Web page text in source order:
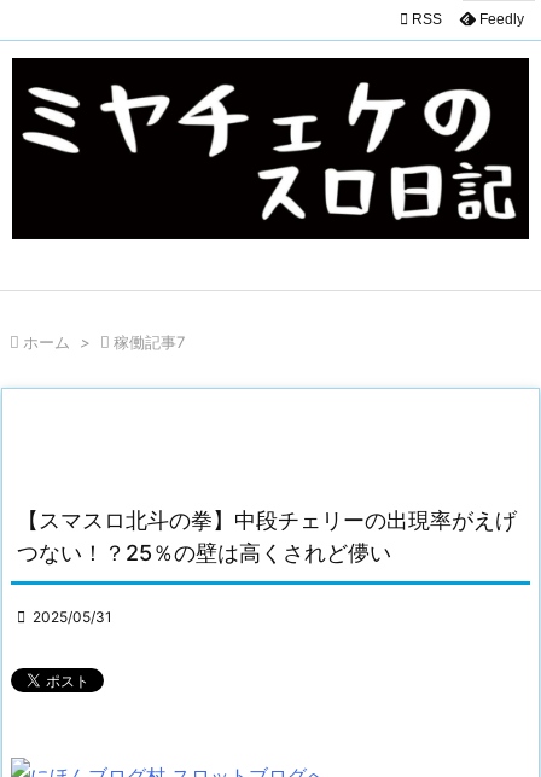
 RSS Feedly
 ホーム >  稼働記事7
【スマスロ北斗の拳】中段チェリーの出現率がえげ
つない！？25％の壁は高くされど儚い
 2025/05/31